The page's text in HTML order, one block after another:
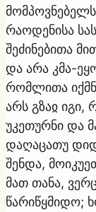
რაოდენისა
შეძინებითა
და არა კმა-
რომლითა
არს გზაჲ იგი,
უკეთურნი და
დაღაცათუ
შენდა,
მათ თანა,
წარიწყმიდო;